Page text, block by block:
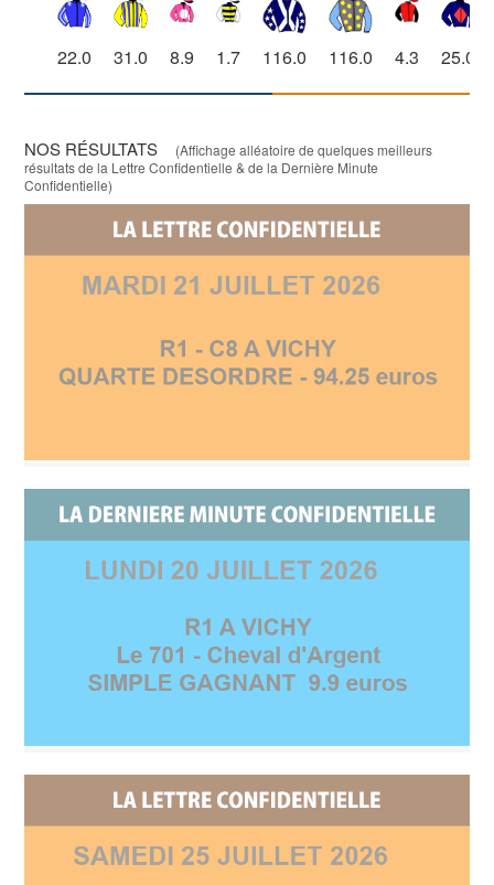
22.0 31.0 8.9 1.7 116.0 116.0 4.3 25.0
NOS RÉSULTATS
(Affichage alléatoire de quelques meilleurs
résultats de la Lettre Confidentielle & de la Dernière Minute
Confidentielle)